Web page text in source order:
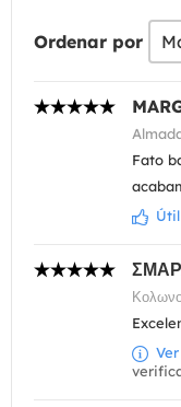
Ordenar por
Fato
Útil